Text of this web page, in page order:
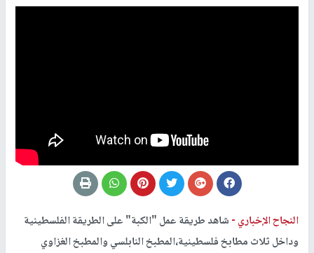
النجاح الإخباري -شاهد طريقة عمل "الكبة" على الطريقة الفلسطينية
وداخل ثلاث مطابخ فلسطينية،المطبخ النابلسي والمطبخ الغزاوي